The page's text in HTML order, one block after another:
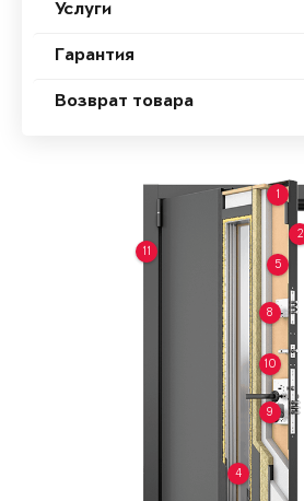
Услуги
Гарантия
Возврат товара
1
2
4
5
8
9
10
11